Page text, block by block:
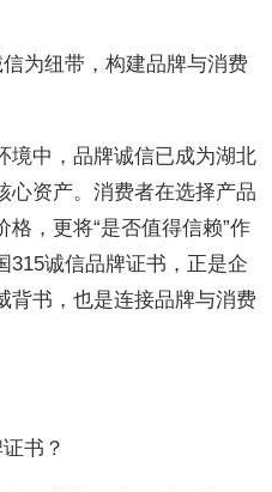
为纽带，构建品牌与消费
境中，品牌诚信已成为湖北
心资产。消费者在选择产品
，更将“是否值得信赖”作
诚信品牌证书，正是企
背书，也是连接品牌与消费
书？